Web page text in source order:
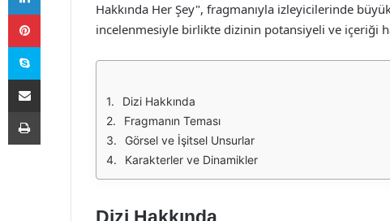
Hakkında Her Şey", fragmanıyla izleyicilerinde
incelenmesiyle birlikte dizinin potansiyeli ve içeriği
Dizi Hakkında
Fragmanın Teması
Görsel ve İşitsel Unsurlar
Karakterler ve Dinamikler
Pinterest
Skype
E-Posta ile paylaş